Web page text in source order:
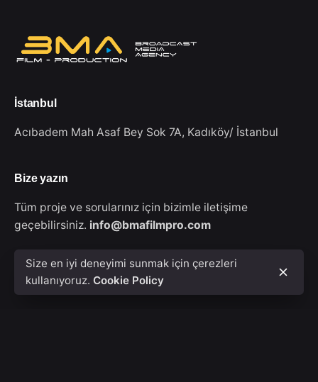
İstanbul
Acıbadem Mah Asaf Bey Sok 7A, Kadıköy/ İstanbul
Bize yazın
Tüm proje ve sorularınız için bizimle iletişime
geçebilirsiniz. info@bmafilmpro.com
Size en iyi deneyimi sunmak için çerezleri
kullanıyoruz. Cookie Policy